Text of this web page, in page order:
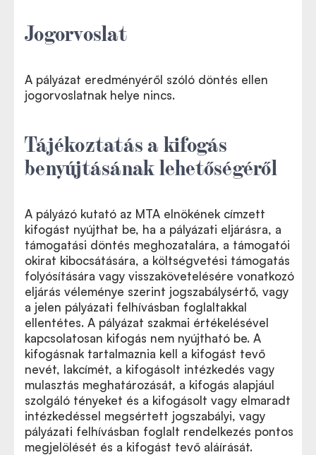
Jogorvoslat
A pályázat eredményéről szóló döntés ellen
jogorvoslatnak helye nincs.
Tájékoztatás a kifogás
benyújtásának lehetőségéről
A pályázó kutató az MTA elnökének címzett
kifogást nyújthat be, ha a pályázati eljárásra, a
támogatási döntés meghozatalára, a támogatói
okirat kibocsátására, a költségvetési támogatás
folyósítására vagy visszakövetelésére vonatkozó
eljárás véleménye szerint jogszabálysértő, vagy
a jelen pályázati felhívásban foglaltakkal
ellentétes. A pályázat szakmai értékelésével
kapcsolatosan kifogás nem nyújtható be. A
kifogásnak tartalmaznia kell a kifogást tevő
nevét, lakcímét, a kifogásolt intézkedés vagy
mulasztás meghatározását, a kifogás alapjául
szolgáló tényeket és a kifogásolt vagy elmaradt
intézkedéssel megsértett jogszabályi, vagy
pályázati felhívásban foglalt rendelkezés pontos
megjelölését és a kifogást tevő aláírását.